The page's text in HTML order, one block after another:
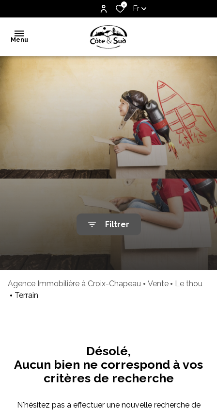
0 Fr
Menu
Estimation
clients
Cartes
de
visites
Filtrer
Agence Immobilière à Croix-Chapeau Vente
Le thou
Terrain
Désolé,
Aucun bien ne correspond à vos
critères de recherche
N'hésitez pas à effectuer une nouvelle recherche de